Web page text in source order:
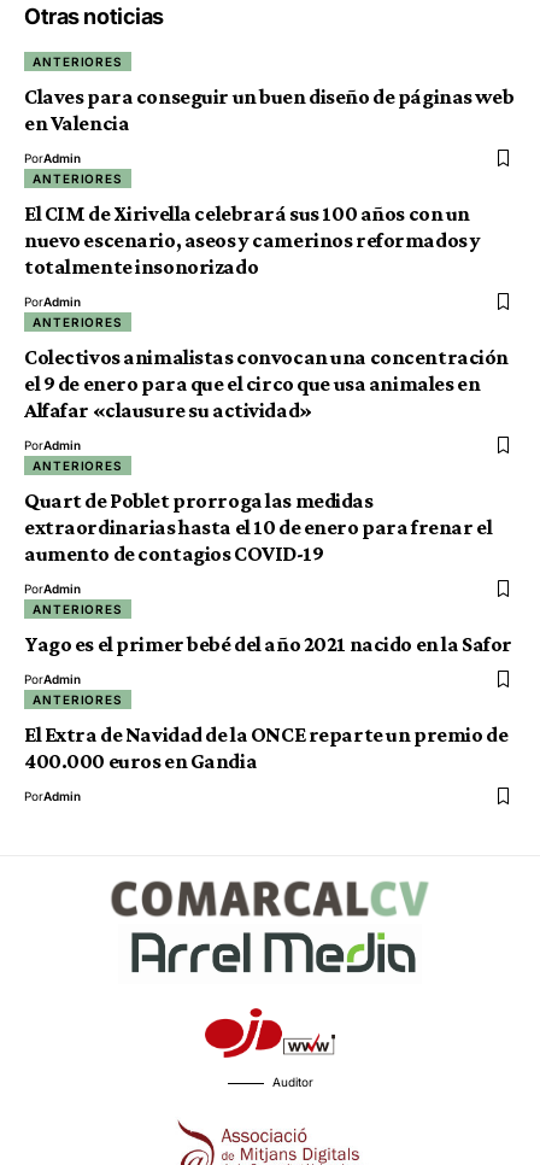
Otras noticias
ANTERIORES
Claves para conseguir un buen diseño de páginas web
en Valencia
PorAdmin
ANTERIORES
El CIM de Xirivella celebrará sus 100 años con un
nuevo escenario, aseos y camerinos reformados y
totalmente insonorizado
PorAdmin
ANTERIORES
Colectivos animalistas convocan una concentración
el 9 de enero para que el circo que usa animales en
Alfafar «clausure su actividad»
PorAdmin
ANTERIORES
Quart de Poblet prorroga las medidas
extraordinarias hasta el 10 de enero para frenar el
aumento de contagios COVID-19
PorAdmin
ANTERIORES
Yago es el primer bebé del año 2021 nacido en la Safor
PorAdmin
ANTERIORES
El Extra de Navidad de la ONCE reparte un premio de
400.000 euros en Gandia
PorAdmin
Auditor